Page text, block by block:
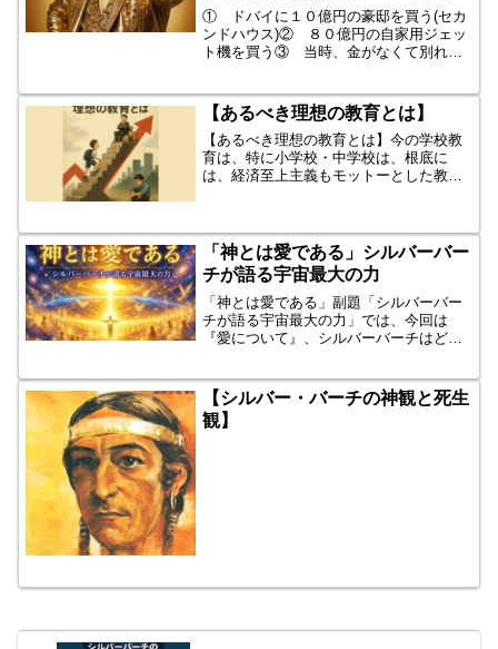
造
① ドバイに１０億円の豪邸を買う(セカ
ンドハウス)② ８０億円の自家用ジェッ
ト機を買う③ 当時、金がなくて別れた
円じゃ話にならん⑤ 久しぶりにクラス
会の幹事を任された、...
【あるべき理想の教育とは】
【あるべき理想の教育とは】今の学校教
育は、特に小学校・中学校は、根底に
は、経済至上主義もモットーとした教
中主義的な教育であり、根本的に間違っ
ていると思いますが、いかがで...
「神とは愛である」シルバーバー
チが語る宇宙最大の力
「神とは愛である」副題「シルバーバー
チが語る宇宙最大の力」では、今回は
『愛について』、シルバーバーチはどう
の祈り」から、その部分を朗読します。
そして、いつものように、チ...
【シルバー・バーチの神観と死生
観】